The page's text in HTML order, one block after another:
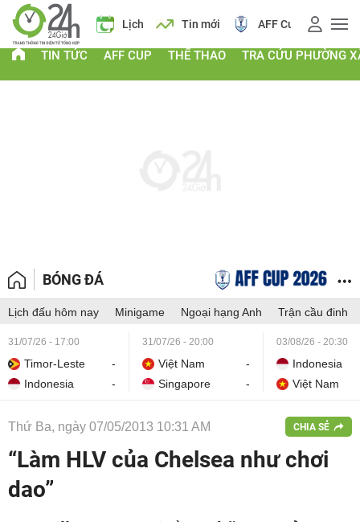
Lịch Tin mới AFF Cup Giá vàng
TIN TỨC AFF CUP THỂ THAO TRA CỨU PHƯỜNG
BÓNG ĐÁ
Lịch đấu hôm nay Minigame Ngoại hạng Anh Trận cầu đinh
31/07/26 - 17:00
Timor-Leste
-
Indonesia
-
31/07/26 - 20:00
Việt Nam
-
Singapore
-
03/08/26 - 20:30
Indonesia
Việt Nam
Thứ Ba, ngày 07/05/2013 10:31 AM CHIA SẺ
“Làm HLV của Chelsea như chơi
dao”